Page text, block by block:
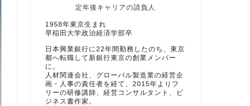
定年後キャリアの請負人
1958年東京生まれ
早稲田大学政治経済学部卒
日本興業銀行に22年間勤務したのち、東京
都へ転職して新銀行東京の創業メンバー
に。
人材関連会社、グローバル製造業の経営企
画・人事の責任者を経て、2015年よりフ
リーの研修講師、経営コンサルタント、ビ
ジネス書作家。